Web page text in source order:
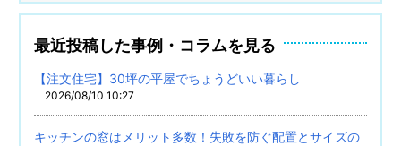
最近投稿した事例・コラムを見る
【注文住宅】30坪の平屋でちょうどいい暮らし
2026/08/10 10:27
キッチンの窓はメリット多数！失敗を防ぐ配置とサイズの